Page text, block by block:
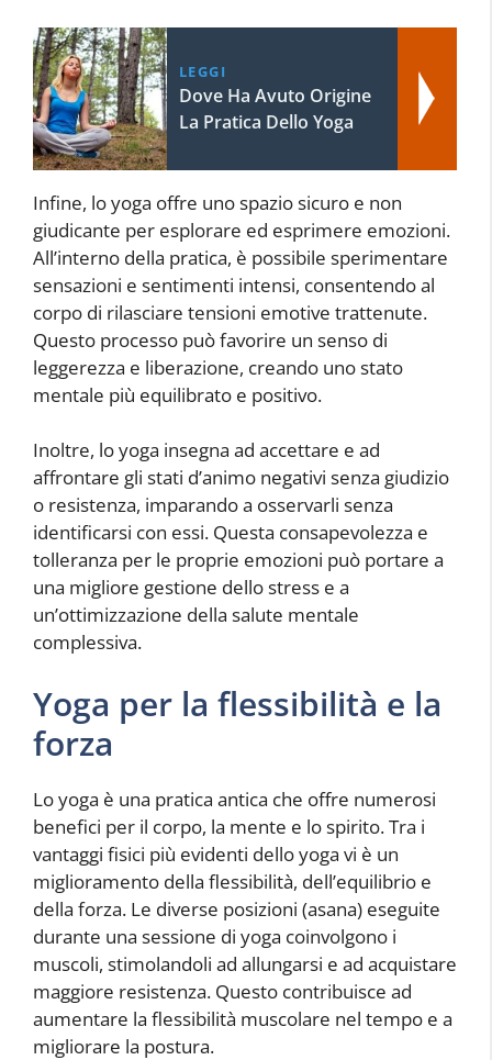
LEGGI
Dove Ha Avuto Origine
La Pratica Dello Yoga
Infine, lo yoga offre uno spazio sicuro e non
giudicante per esplorare ed esprimere emozioni.
All’interno della pratica, è possibile sperimentare
sensazioni e sentimenti intensi, consentendo al
corpo di rilasciare tensioni emotive trattenute.
Questo processo può favorire un senso di
leggerezza e liberazione, creando uno stato
mentale più equilibrato e positivo.
Inoltre, lo yoga insegna ad accettare e ad
affrontare gli stati d’animo negativi senza giudizio
o resistenza, imparando a osservarli senza
identificarsi con essi. Questa consapevolezza e
tolleranza per le proprie emozioni può portare a
una migliore gestione dello stress e a
un’ottimizzazione della salute mentale
complessiva.
Yoga per la flessibilità e la
forza
Lo yoga è una pratica antica che offre numerosi
benefici per il corpo, la mente e lo spirito. Tra i
vantaggi fisici più evidenti dello yoga vi è un
miglioramento della flessibilità, dell’equilibrio e
della forza. Le diverse posizioni (asana) eseguite
durante una sessione di yoga coinvolgono i
muscoli, stimolandoli ad allungarsi e ad acquistare
maggiore resistenza. Questo contribuisce ad
aumentare la flessibilità muscolare nel tempo e a
migliorare la postura.